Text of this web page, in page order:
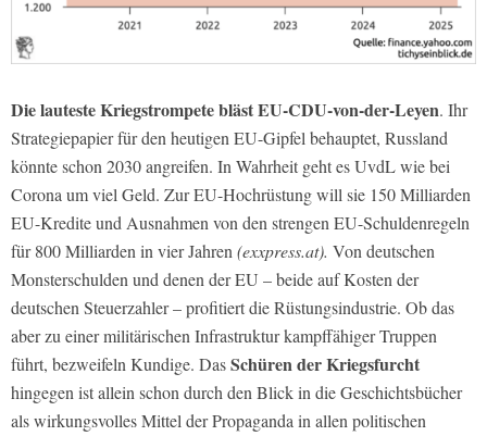
Die lauteste Kriegstrompete bläst EU-CDU-von-der-Leyen. Ihr
Strategiepapier für den heutigen EU-Gipfel behauptet, Russland
könnte schon 2030 angreifen. In Wahrheit geht es UvdL wie bei
Corona um viel Geld. Zur EU-Hochrüstung will sie 150 Milliarden
EU-Kredite und Ausnahmen von den strengen EU-Schuldenregeln
für 800 Milliarden in vier Jahren (exxpress.at). Von deutschen
Monsterschulden und denen der EU – beide auf Kosten der
deutschen Steuerzahler – profitiert die Rüstungsindustrie. Ob das
aber zu einer militärischen Infrastruktur kampffähiger Truppen
führt, bezweifeln Kundige. DasSchüren der Kriegsfurcht
hingegen ist allein schon durch den Blick in die Geschichtsbücher
als wirkungsvolles Mittel der Propaganda in allen politischen